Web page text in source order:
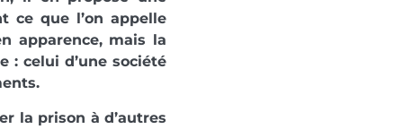
ce que l’on appelle
apparence, mais la
: celui d’une société
la prison à d’autres